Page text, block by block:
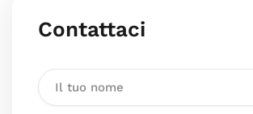
Contattaci